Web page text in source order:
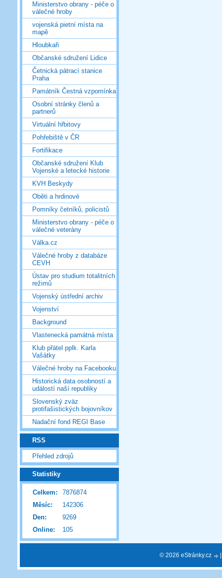
Ministerstvo obrany - péče o
válečné hroby
vojenská pietní místa na
mapě
Hloubkaři
Občanské sdružení Lidice
Četnická pátrací stanice
Praha
Památník Čestná vzpomínka
Osobní stránky členů a
partnerů
Virtuální hřbitovy
Pohřebiště v ČR
Fortifikace
Občanské sdružení Klub
Vojenské a letecké historie
KVH Beskydy
Oběti a hrdinové
Pomníky četníků, policistů
Ministerstvo obrany - péče o
válečné veterány
Válka.cz
Válečné hroby z databáze
CEVH
Ústav pro studium totalitních
režimů
Vojenský ústřední archiv
Vojenství
Background
Vlastenecká památná místa
Klub přátel pplk. Karla
Vašátky
Válečné hroby na Facebooku
Historická data osobností a
událostí naší republiky
Slovenský zväz
protifašistických bojovníkov
Nadační fond REGI Base
RSS
Přehled zdrojů
Statistiky
Online: 105
Celkem:
7876874
Měsíc:
142306
Den:
9269
© 2026 eStránky.cz